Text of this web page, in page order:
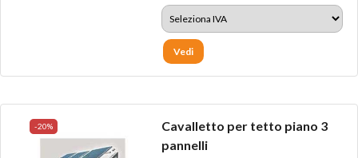
Vedi
-20%
Cavalletto per tetto piano 3
pannelli